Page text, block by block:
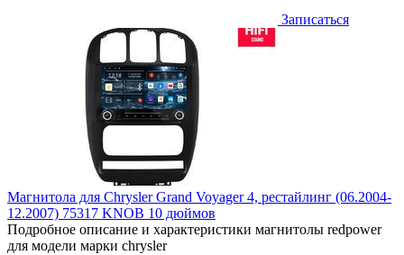
Записаться
Магнитола для Chrysler Grand Voyager 4, рестайлинг (06.2004-
12.2007) 75317 KNOB 10 дюймов
Подробное описание и характеристики магнитолы redpower
для модели марки chrysler